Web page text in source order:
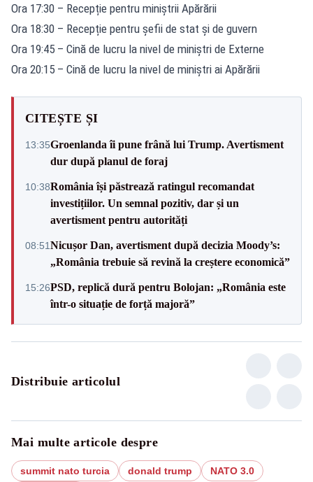
Ora 17:30 – Recepție pentru miniștrii Apărării
Ora 18:30 – Recepție pentru șefii de stat și de guvern
Ora 19:45 – Cină de lucru la nivel de miniștri de Externe
Ora 20:15 – Cină de lucru la nivel de miniștri ai Apărării
CITEȘTE ȘI
13:35Groenlanda îi pune frână lui Trump. Avertisment
dur după planul de foraj
10:38România își păstrează ratingul recomandat
investițiilor. Un semnal pozitiv, dar și un
avertisment pentru autorități
08:51Nicușor Dan, avertisment după decizia Moody’s:
„România trebuie să revină la creștere economică”
15:26PSD, replică dură pentru Bolojan: „România este
într-o situație de forță majoră”
Distribuie articolul
Mai multe articole despre
summit nato turcia donald trump NATO 3.0